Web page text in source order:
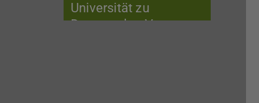
Universität zu
Darmstadt e.V.